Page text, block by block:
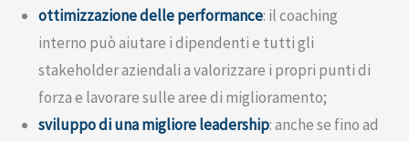
ottimizzazione delle performance: il coaching
interno può aiutare i dipendenti e tutti gli
stakeholder aziendali a valorizzare i propri punti di
forza e lavorare sulle aree di miglioramento;
sviluppo di una migliore leadership: anche se fino ad